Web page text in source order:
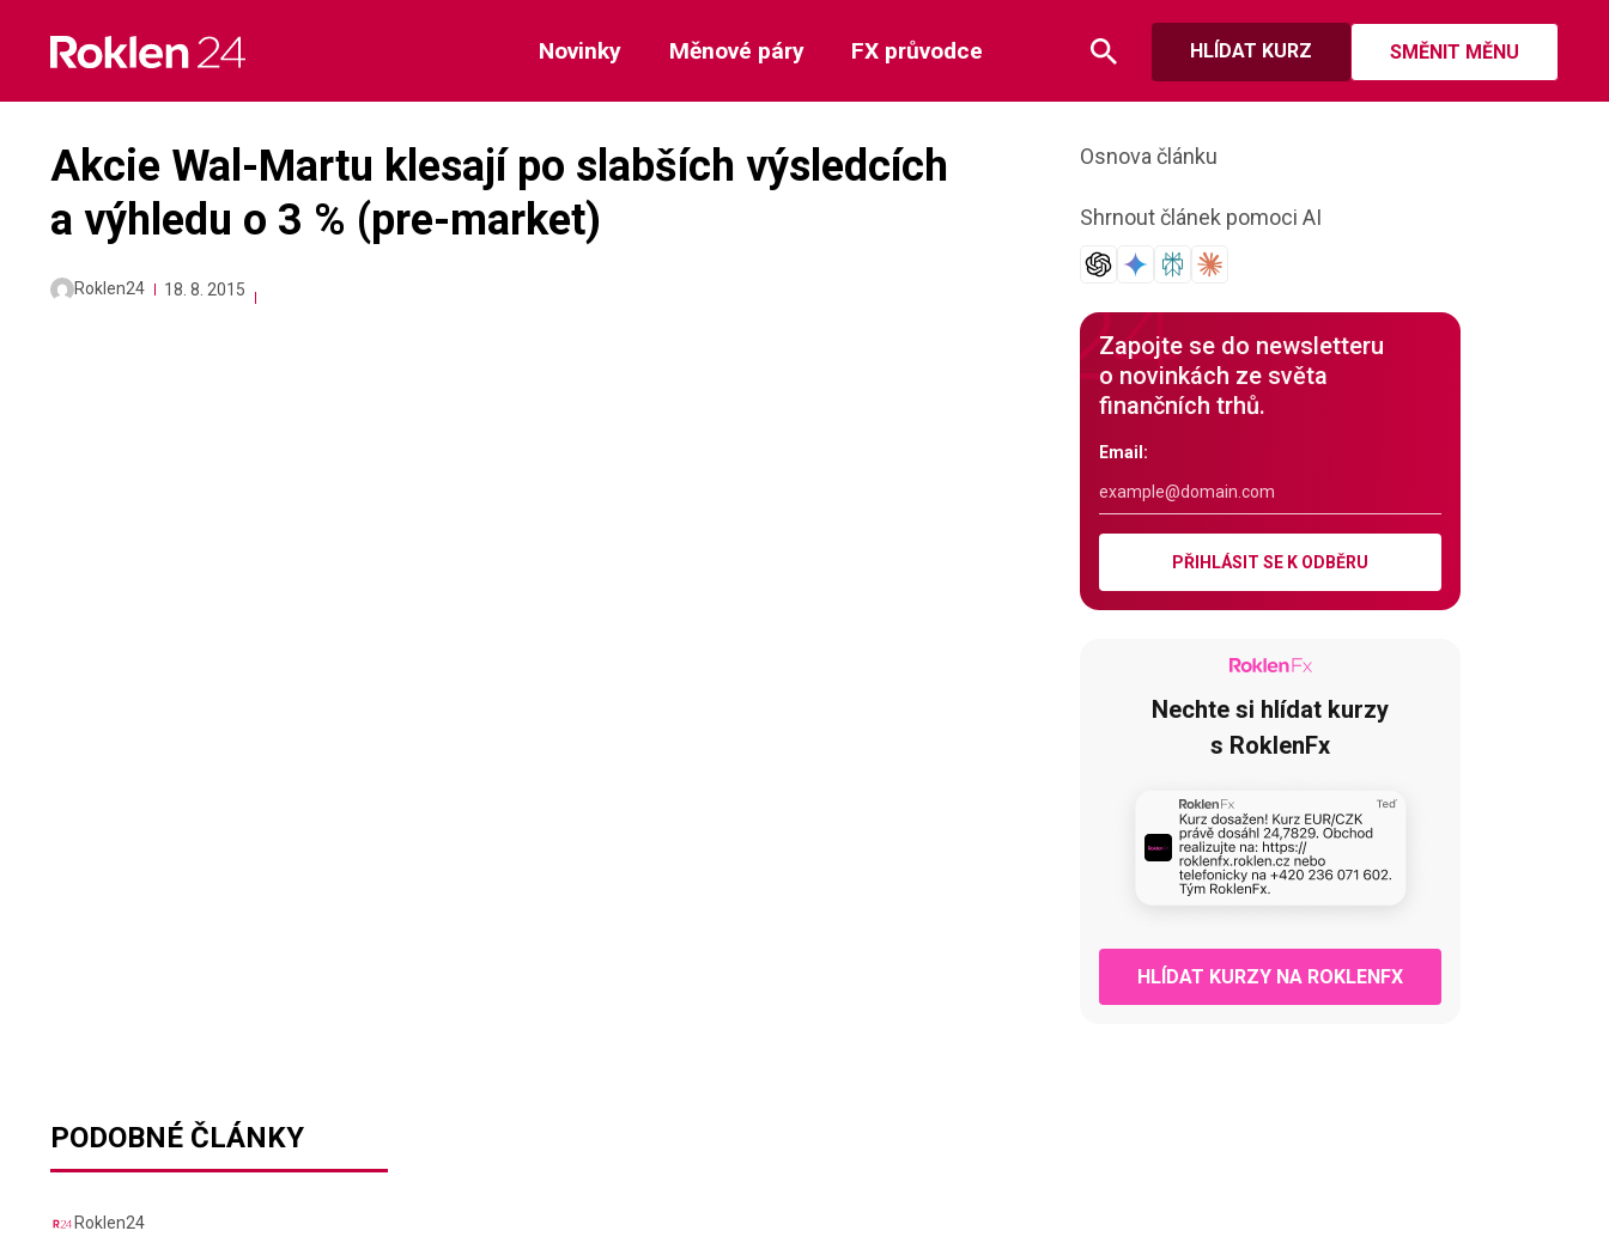
content
HLÍDAT KURZ SMĚNIT MĚNU
Novinky Měnové páry FX průvodce
Akcie Wal-Martu klesají po slabších výsledcích
a výhledu o 3 % (pre-market)
Roklen24 18. 8. 2015
Osnova článku
Shrnout článek pomoci AI
Zapojte se do newsletteru
o novinkách ze světa
finančních trhů.
Email:
PŘIHLÁSIT SE K ODBĚRU
Nechte si hlídat kurzy
s RoklenFx
HLÍDAT KURZY NA ROKLENFX
PODOBNÉ ČLÁNKY
Roklen24